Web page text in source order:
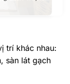
trí khác nhau:
sàn lát gạch